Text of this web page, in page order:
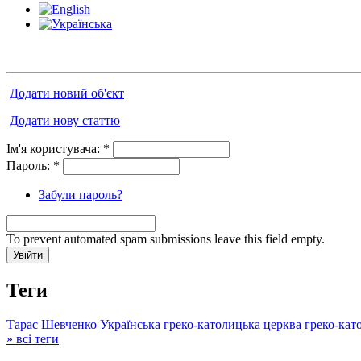
Додати новий об'єкт
Додати нову статтю
Ім'я користувача: *
Пароль: *
Забули пароль?
To prevent automated spam submissions leave this field empty.
Теги
Тарас Шевченко Українська греко-католицька церква греко-
» всі теги